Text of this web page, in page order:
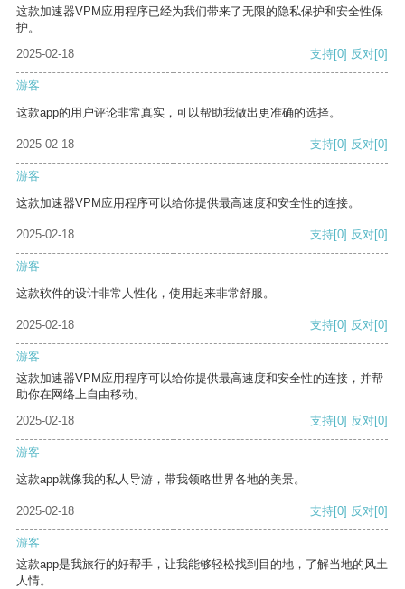
这款加速器VPM应用程序已经为我们带来了无限的隐私保护和安全性保
护。
2025-02-18
支持[0] 反对[0]
游客
这款app的用户评论非常真实，可以帮助我做出更准确的选择。
2025-02-18 支持[0] 反对[0]
游客
这款加速器VPM应用程序可以给你提供最高速度和安全性的连接。
2025-02-18 支持[0] 反对[0]
游客
这款软件的设计非常人性化，使用起来非常舒服。
2025-02-18 支持[0] 反对[0]
游客
这款加速器VPM应用程序可以给你提供最高速度和安全性的连接，并帮
助你在网络上自由移动。
2025-02-18
支持[0] 反对[0]
游客
这款app就像我的私人导游，带我领略世界各地的美景。
2025-02-18 支持[0] 反对[0]
游客
这款app是我旅行的好帮手，让我能够轻松找到目的地，了解当地的风土
人情。